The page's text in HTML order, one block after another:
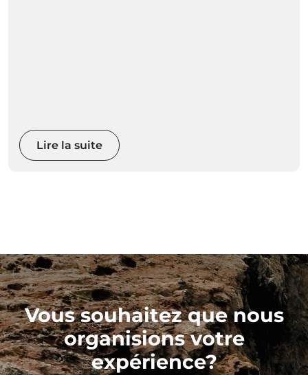
Lire la suite
Vous souhaitez que nous
organisions votre
expérience?